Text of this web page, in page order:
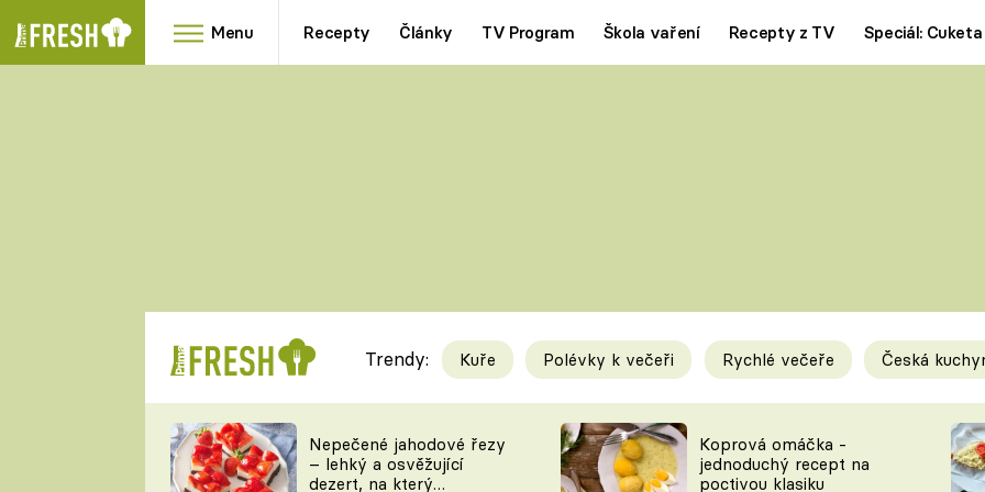
Menu Recepty Články TV Program Škola vaření Recepty z TV Speciál: Cuketa
RYCHLOVKY
Videorecepty
TEĎ VAŘÍ ŠÉF!
Tipy a triky
KAM ZA JÍDLEM
Trendy: Kuře Polévky k večeři Rychlé večeře Česká
Nepečené jahodové řezy
– lehký a osvěžující
dezert, na který
Koprová omáčka -
jednoduchý recept na
poctivou klasiku